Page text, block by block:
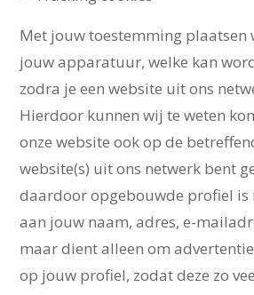
Met jouw toestemming plaatsen
jouw apparatuur, welke kan
zodra je een website uit ons
Hierdoor kunnen wij te weten
onze website ook op de
website(s) uit ons netwerk bent
daardoor opgebouwde profiel is
aan jouw naam, adres, e-
maar dient alleen om
op jouw profiel, zodat deze zo